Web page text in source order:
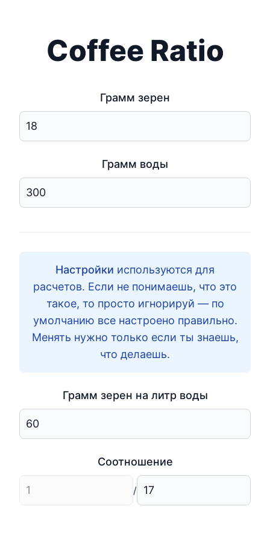
Coffee Ratio
Грамм зерен
Грамм воды
Настройки используются для
расчетов. Если не понимаешь, что это
такое, то просто игнорируй — по
умолчанию все настроено правильно.
Менять нужно только если ты знаешь,
что делаешь.
Грамм зерен на литр воды
Соотношение
/